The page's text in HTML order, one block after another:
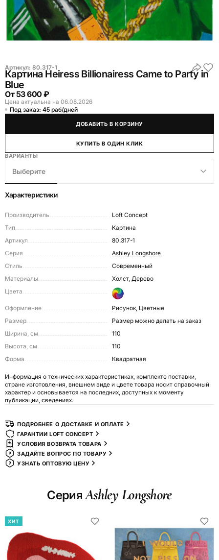
Артикул: 80.317-1
Картина Heiress Billionairess Came to Party in
Blue
От53 600 ₽
Цена актуальна на 06.08.2026
Под заказ: 45 раб/дней
ДОБАВИТЬ В КОРЗИНУ
КУПИТЬ В ОДИН КЛИК
ВАРИАНТЫ
Выберите
Характеристики
Производитель
Loft Concept
Тип
Картина
Артикул
80.317-1
Серия
Ashley Longshore
Стиль
Современный
Материалы
Холст, Дерево
Цвета
Оформление
Рисунок, Цветные
Размер
размер можно делать на заказ
Ширина, см
110
Высота, см
110
Форма
Квадратная
Информация о технических характеристиках, комплекте поставки,
стране изготовления, внешнем виде и цвете товара носит справочный
характер и основывается на последних, доступных к моменту
публикации, сведениях.
ПОДРОБНЕЕ О ДОСТАВКЕ И ОПЛАТЕ
ГАРАНТИИ LOFT CONCEPT
УСЛОВИЯ ВОЗВРАТА ТОВАРА
ЗАДАЙТЕ ВОПРОС ПО ТОВАРУ
УЗНАТЬ ОПТОВУЮ ЦЕНУ
СерияAshley Longshore
ХИТ